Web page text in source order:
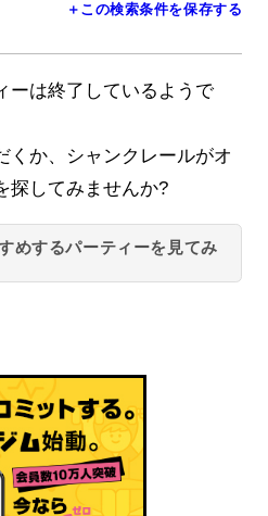
＋この検索条件を保存する
ーは終了しているようで
くか、シャンクレールがオ
探してみませんか?
めするパーティーを見てみ